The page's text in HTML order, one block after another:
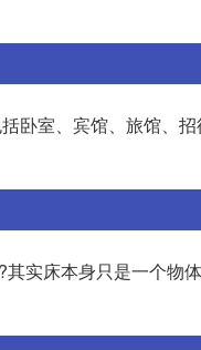
室、宾馆、旅馆、招
实床本身只是一个物